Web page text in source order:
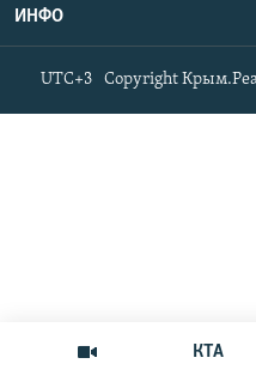
КТА
ИНФО
Copyright
UTC+3